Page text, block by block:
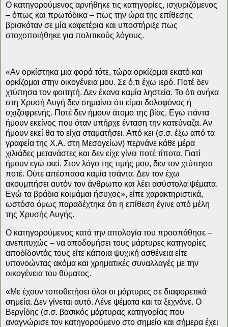
Ο κατηγορούμενος αρνήθηκε τις κατηγορίες, ισχυριζόμενος
– όπως και πρωτόδικα – πως την ώρα της επίθεσης
βρισκόταν σε μία καφετέρια και υποστήριξε πως
στοχοποιήθηκε για πολιτικούς λόγους.
«Αν ορκίστηκα μια φορά τότε, τώρα ορκίζομαι εκατό και
ορκίζομαι στην οικογένεια μου. Σε ό,τι έχω ιερό. Ποτέ δεν
χτύπησα τον φοιτητή. Δεν έκανα καμία ληστεία. Το ότι ανήκα
στη Χρυσή Αυγή δεν σημαίνει ότι είμαι δολοφόνος ή
σχιζοφρενής. Ποτέ δεν ήμουν άτομο της βίας. Εγώ πάντα
ήμουν εκείνος που όταν υπήρχε ένταση την κατεύναζα. Αν
ήμουν εκεί θα το είχα σταματήσει. Από κει (σ.σ. έξω από τα
γραφεία της Χ.Α. στη Μεσογείων) περνάνε κάθε μέρα
χιλιάδες μετανάστες και δεν είχε γίνει ποτέ τίποτα. Γιατί
ήμουν εγώ εκεί. Στον λόγο της τιμής μου, δεν τον χτύπησα
ποτέ. Ούτε απέσπασα καμία τσάντα. Δεν τον έχω
ακουμπήσει αυτόν τον άνθρωπο και λέει ασύστολα ψέματα.
Εγώ τα βράδια κοιμάμαι ήσυχος», είπε χαρακτηριστικά,
ωστόσο όμως παραδέχτηκε ότι η επίθεση έγινε από μέλη
της Χρυσής Αυγής.
Ο κατηγορούμενος κατά την απολογία του προσπάθησε –
ανεπιτυχώς – να αποδομήσει τους μάρτυρες κατηγορίες
αποδίδοντάς τους είτε κάποια ψυχική ασθένεια είτε
υπονοώντας ακόμα και χρηματικές συναλλαγές με την
οικογένεια του θύματος.
«Με έχουν τοποθετήσει όλοι οι μάρτυρες σε διαφορετικά
σημεία. Δεν γίνεται αυτό. Λένε ψέματα και τα ξεχνάνε. Ο
Βεργίδης (σ.σ. βασικός μάρτυρας κατηγορίας που
αναγνώρισε τον κατηγορούμενο στο σημείο και σήμερα έχει